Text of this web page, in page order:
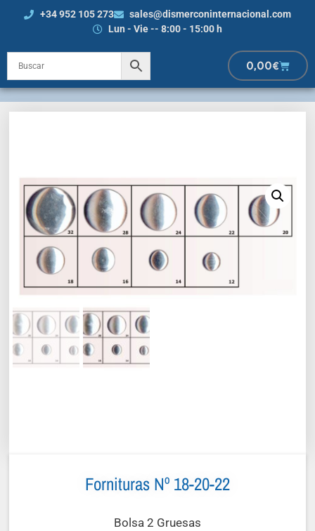
+34 952 105 273
sales@dismerconinternacional.com
Lun - Vie -- 8:00 - 15:00 h
0,00€
Fornituras Nº 18-20-22
Bolsa 2 Gruesas